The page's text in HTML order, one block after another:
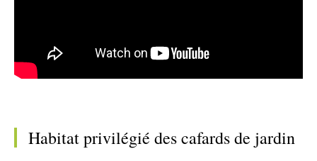
Habitat privilégié des cafards de jardin